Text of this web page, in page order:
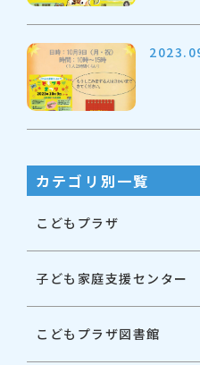
カテゴリ別一覧
こどもプラザ
子ども家庭支援センター
こどもプラザ図書館